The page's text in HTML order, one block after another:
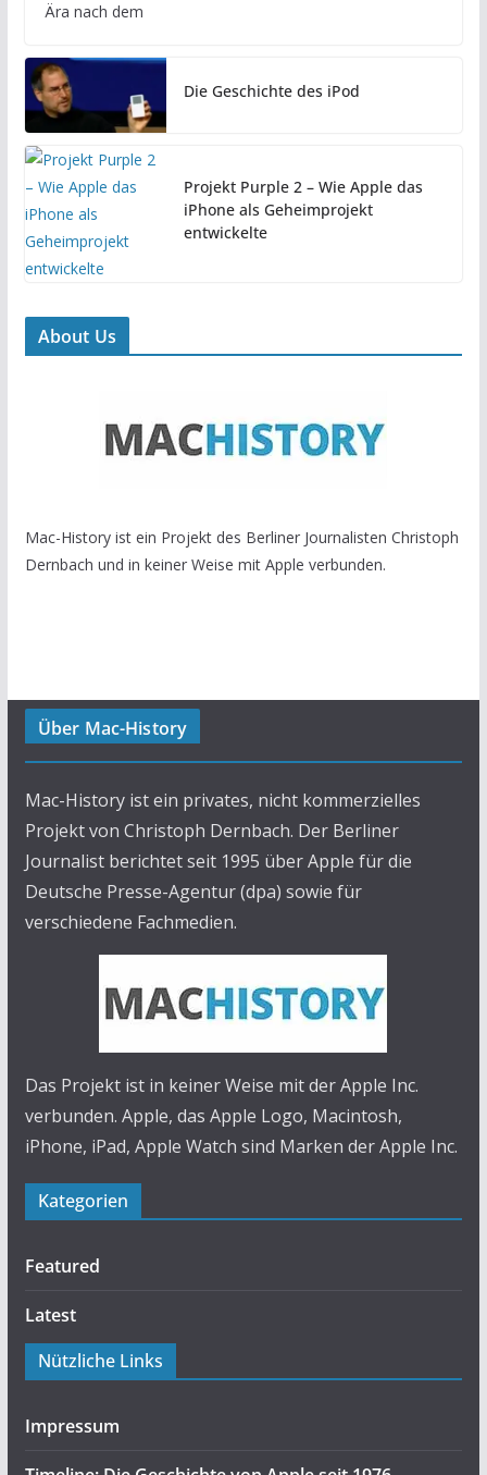
Ära nach dem
Die Geschichte des iPod
Projekt Purple 2 – Wie Apple das
iPhone als Geheimprojekt
entwickelte
About Us
Mac-History ist ein Projekt des Berliner Journalisten Christoph
Dernbach und in keiner Weise mit Apple verbunden.
Über Mac-History
Mac-History ist ein privates, nicht kommerzielles
Projekt von Christoph Dernbach. Der Berliner
Journalist berichtet seit 1995 über Apple für die
Deutsche Presse-Agentur (dpa) sowie für
verschiedene Fachmedien.
Das Projekt ist in keiner Weise mit der Apple Inc.
verbunden. Apple, das Apple Logo, Macintosh,
iPhone, iPad, Apple Watch sind Marken der Apple Inc.
Kategorien
Featured
Latest
Nützliche Links
Impressum